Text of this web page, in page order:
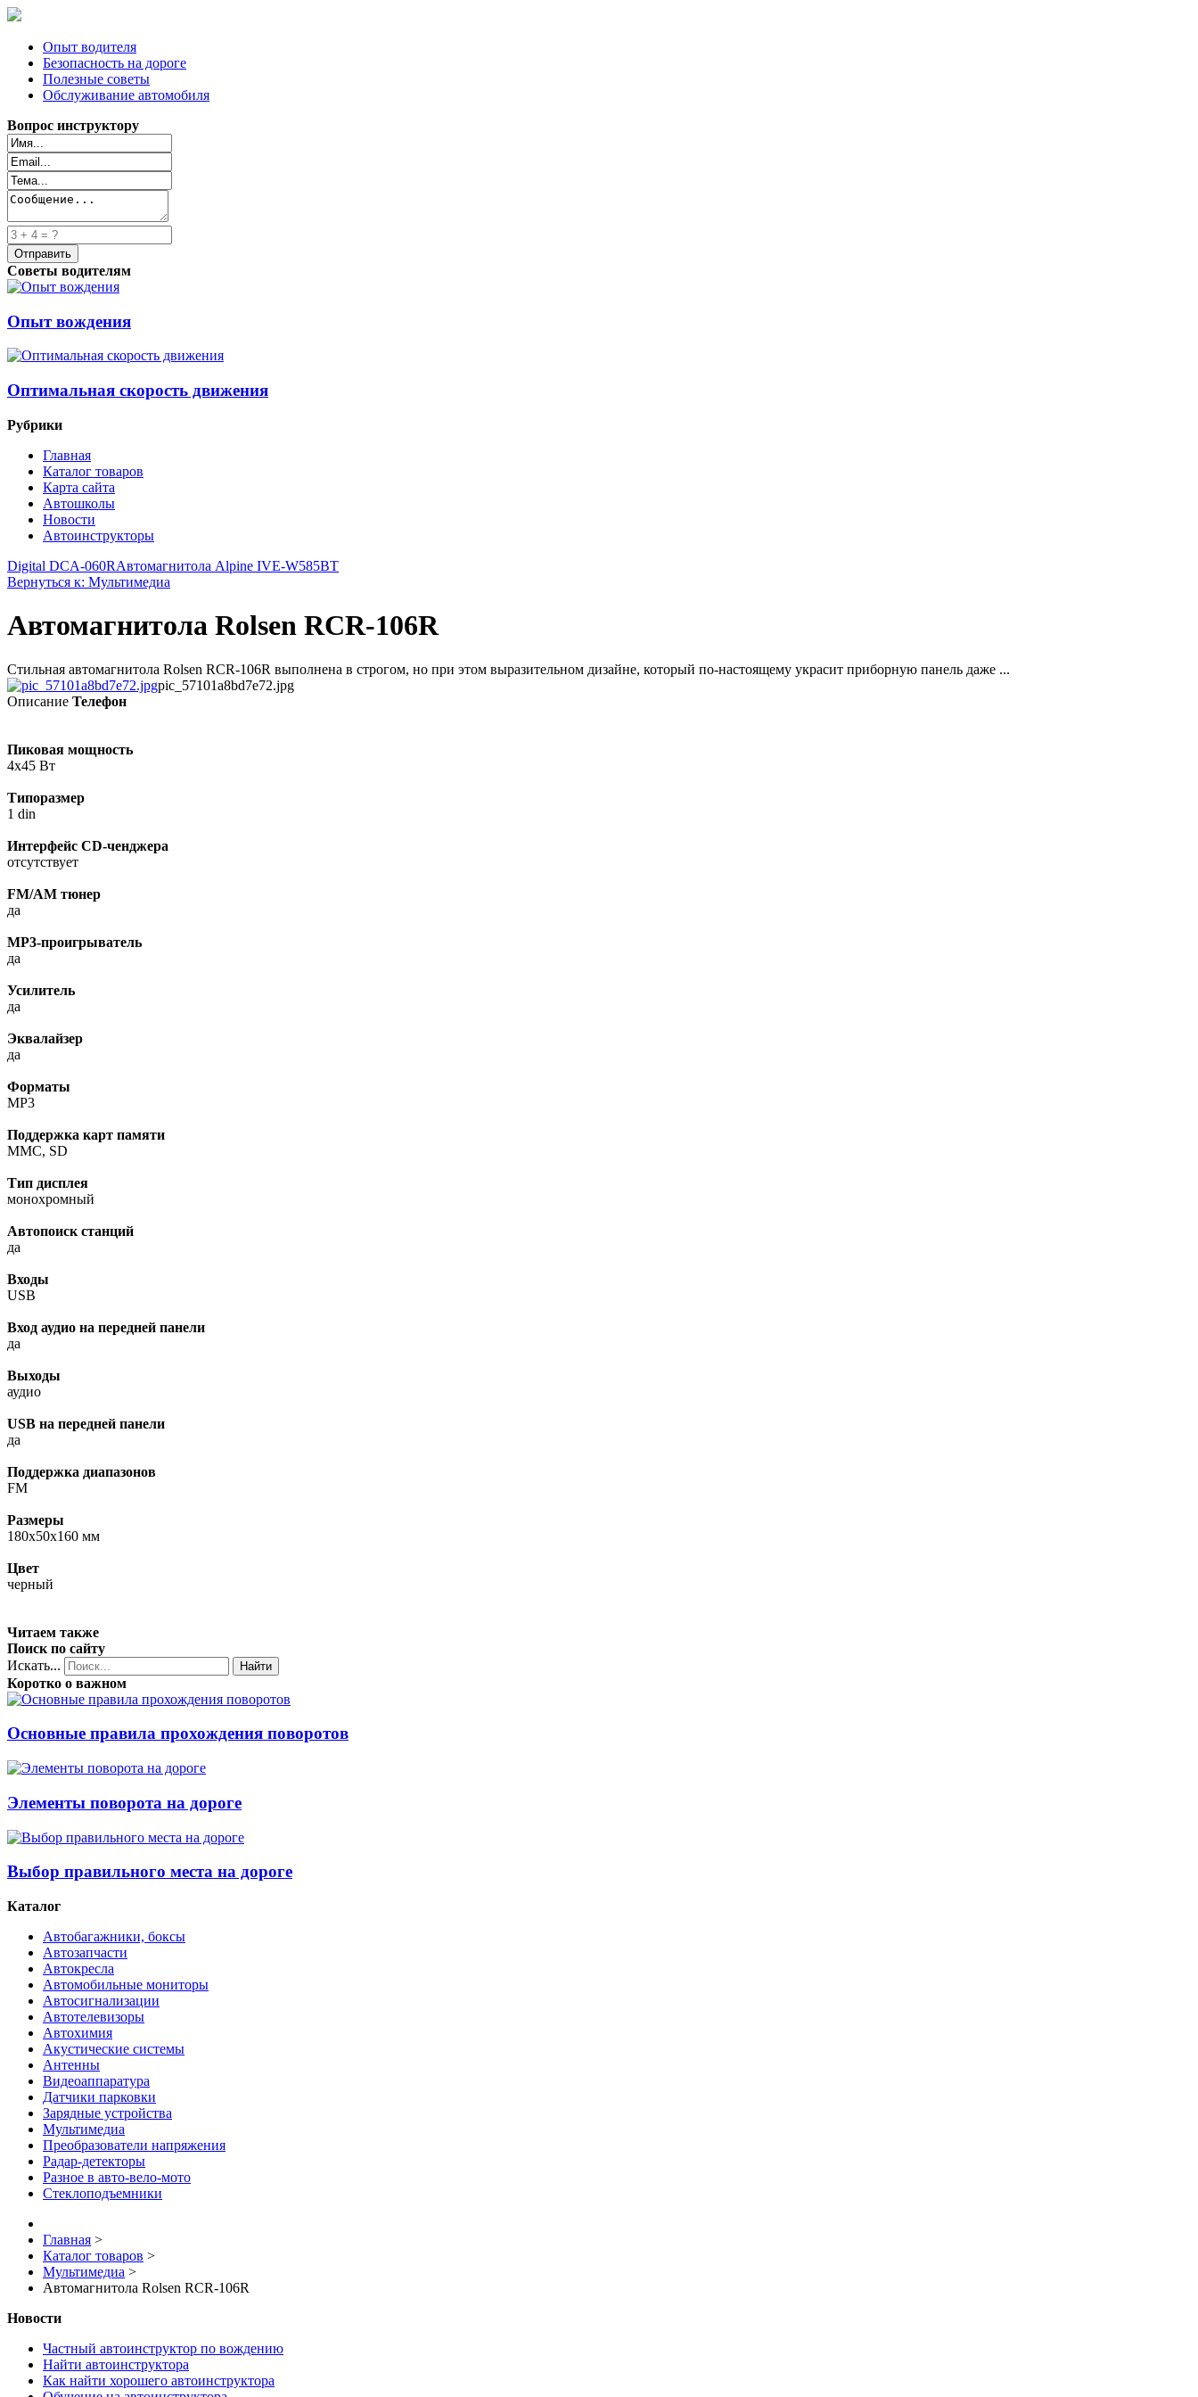
Опыт водителя
Безопасность на дороге
Полезные советы
Обслуживание автомобиля
Вопрос инструктору
Советы водителям
Опыт вождения
Оптимальная скорость движения
Рубрики
Главная
Каталог товаров
Карта сайта
Автошколы
Новости
Автоинструкторы
Digital DCA-060RАвтомагнитола Alpine IVE-W585BT
Вернуться к: Мультимедиа
Автомагнитола Rolsen RCR-106R
Стильная автомагнитола Rolsen RCR-106R выполнена в строгом, но при этом выразительном дизайне, который по-настоящему украсит приборную панель даже ...
pic_57101a8bd7e72.jpg
Описание Телефон
Пиковая мощность
4x45 Вт
Типоразмер
1 din
Интерфейс CD-ченджера
отсутствует
FM/AM тюнер
да
MP3-проигрыватель
да
Усилитель
да
Эквалайзер
да
Форматы
MP3
Поддержка карт памяти
MMC, SD
Тип дисплея
монохромный
Автопоиск станций
да
Входы
USB
Вход аудио на передней панели
да
Выходы
аудио
USB на передней панели
да
Поддержка диапазонов
FM
Размеры
180x50x160 мм
Цвет
черный
Читаем также
Поиск по сайту
Искать...
Найти
Коротко о важном
Основные правила прохождения поворотов
Элементы поворота на дороге
Выбор правильного места на дороге
Каталог
Автобагажники, боксы
Автозапчасти
Автокресла
Автомобильные мониторы
Автосигнализации
Автотелевизоры
Автохимия
Акустические системы
Антенны
Видеоаппаратура
Датчики парковки
Зарядные устройства
Мультимедиа
Преобразователи напряжения
Радар-детекторы
Разное в авто-вело-мото
Стеклоподъемники
Главная >
Каталог товаров >
Мультимедиа >
Автомагнитола Rolsen RCR-106R
Новости
Частный автоинструктор по вождению
Найти автоинструктора
Как найти хорошего автоинструктора